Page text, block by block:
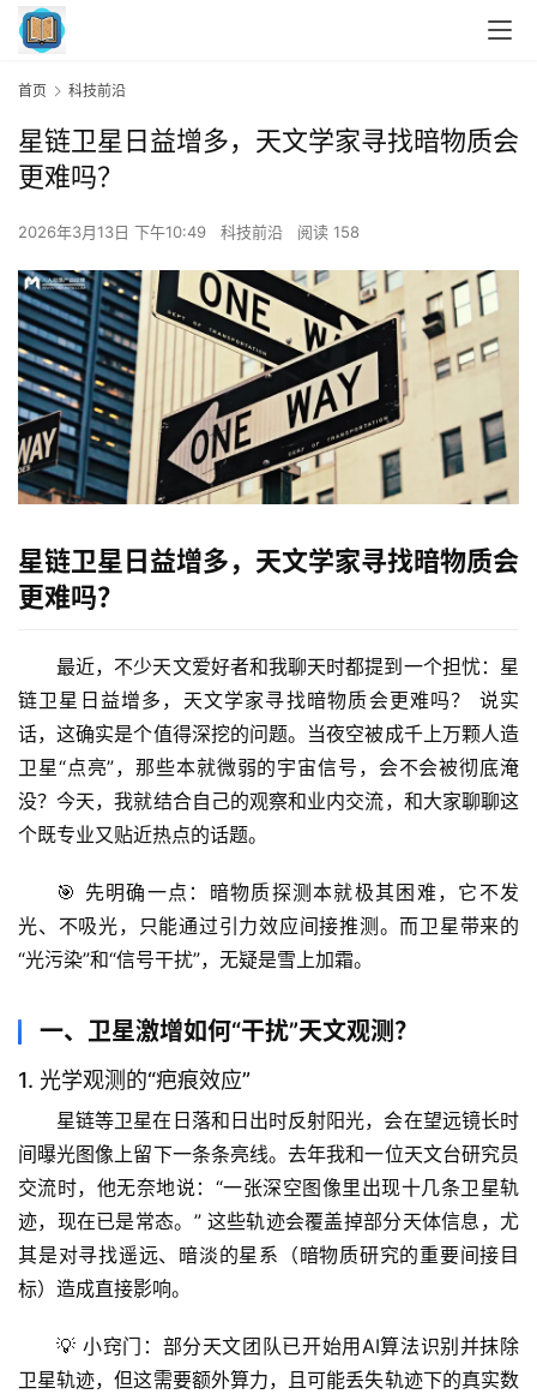
首页 科技前沿
星链卫星日益增多，天文学家寻找暗物质会
更难吗？
2026年3月13日 下午10:49 科技前沿 阅读 158
星链卫星日益增多，天文学家寻找暗物质会
更难吗？
最近，不少天文爱好者和我聊天时都提到一个担忧： 星
链卫星日益增多，天文学家寻找暗物质会更难吗？
说实
话，这确实是个值得深挖的问题。当夜空被成千上万颗人造
卫星“点亮”，那些本就微弱的宇宙信号，会不会被彻底淹
没？今天，我就结合自己的观察和业内交流，和大家聊聊这
个既专业又贴近热点的话题。
🎯 先明确一点： 暗物质探测本就极其困难，它不发
光、不吸光，只能通过引力效应间接推测。而卫星带来的
“光污染”和“信号干扰”，无疑是雪上加霜。
一、卫星激增如何“干扰”天文观测？
1. 光学观测的“疤痕效应”
星链等卫星在日落和日出时反射阳光，会在望远镜长时
间曝光图像上留下一条条亮线。去年我和一位天文台研究员
交流时，他无奈地说：“一张深空图像里出现十几条卫星轨
迹，现在已是常态。 ” 这些轨迹会覆盖掉部分天体信息，尤
其是对寻找遥远、暗淡的星系（暗物质研究的重要间接目
标）造成直接影响。
💡 小窍门 ：部分天文团队已开始用AI算法识别并抹除
卫星轨迹，但这需要额外算力，且可能丢失轨迹下的真实数